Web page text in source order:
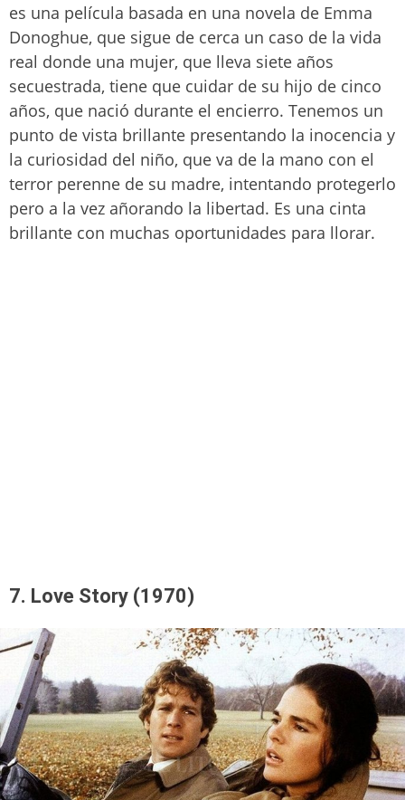
es una película basada en una novela de Emma
Donoghue, que sigue de cerca un caso de la vida
real donde una mujer, que lleva siete años
secuestrada, tiene que cuidar de su hijo de cinco
años, que nació durante el encierro. Tenemos un
punto de vista brillante presentando la inocencia y
la curiosidad del niño, que va de la mano con el
terror perenne de su madre, intentando protegerlo
pero a la vez añorando la libertad. Es una cinta
brillante con muchas oportunidades para llorar.
7. Love Story (1970)